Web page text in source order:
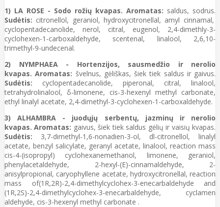
1) LA ROSE - Sodo rožių kvapas. Aromatas: saldus, sodrus.
Sudėtis: citronellol, geraniol, hydroxycitronellal, amyl cinnamal,
cyclopentadecanolide, nerol, citral, eugenol, 2,4-dimethly-3-
cyclohexen-1-carboxaldehyde, scentenal, linalool, 2,6,10-
trimethyl-9-undecenal.
2) NYMPHAEA - Hortenzijos, sausmedžio ir nerolio
kvapas. Aromatas: švelnus, gėliškas, šiek tiek saldus ir gaivus.
Sudėtis: cyclopentadecanolide, piperonal, citral, linalool,
tetrahydrolinalool, δ-limonene, cis-3-hexenyl methyl carbonate,
ethyl linalyl acetate, 2,4-dimethyl-3-cyclohexen-1-carboxaldehyde.
3) ALHAMBRA - juodųjų serbentų, jazminų ir nerolio
kvapas. Aromatas: gaivus, šiek tiek saldus gėlių ir vaisių kvapas.
Sudėtis: 3,7-dimethyl-1,6-nonadien-3-ol, dl-citronellol, linalyl
acetate, benzyl salicylate, geranyl acetate, linalool, reaction mass
cis-4-(isopropyl) cyclohexanemethanol, limonene, geraniol,
phenylacetaldehyde, 2-hexyl-(E)-cinnamaldehyde, 2-
anisylpropional, caryophyllene acetate, hydroxycitronellal, reaction
mass of(1R,2R)-2,4-dimethylcyclohex-3-enecarbaldehyde and
(1R,2S)-2,4-dimethylcyclohex-3-enecarbaldehyde, cyclamen
aldehyde, cis-3-hexenyl methyl carbonate .